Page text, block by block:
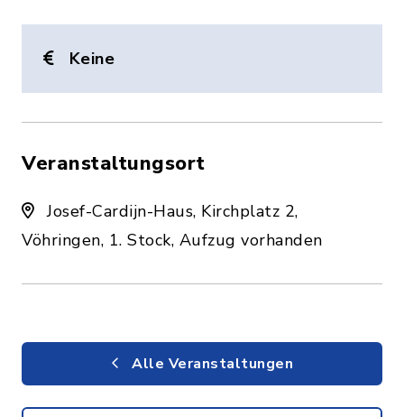
Keine
Veranstaltungsort
Josef-Cardijn-Haus, Kirchplatz 2,
Vöhringen, 1. Stock, Aufzug vorhanden
Alle Veranstaltungen